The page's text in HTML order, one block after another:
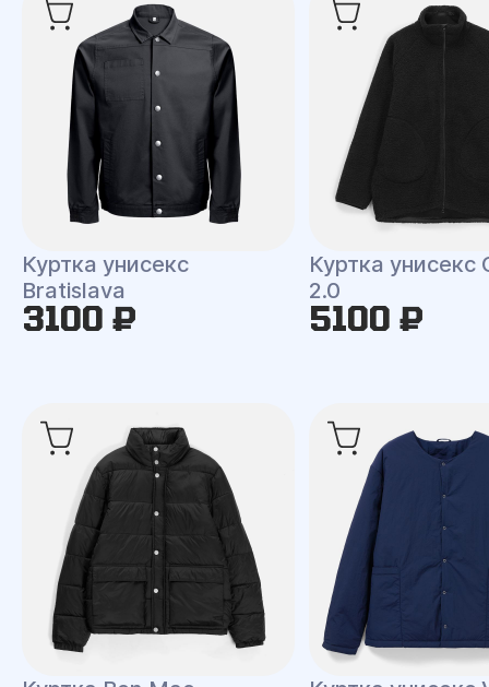
Куртка унисекс
Bratislava
3100 ₽
Куртка унисекс
2.0
5100 ₽